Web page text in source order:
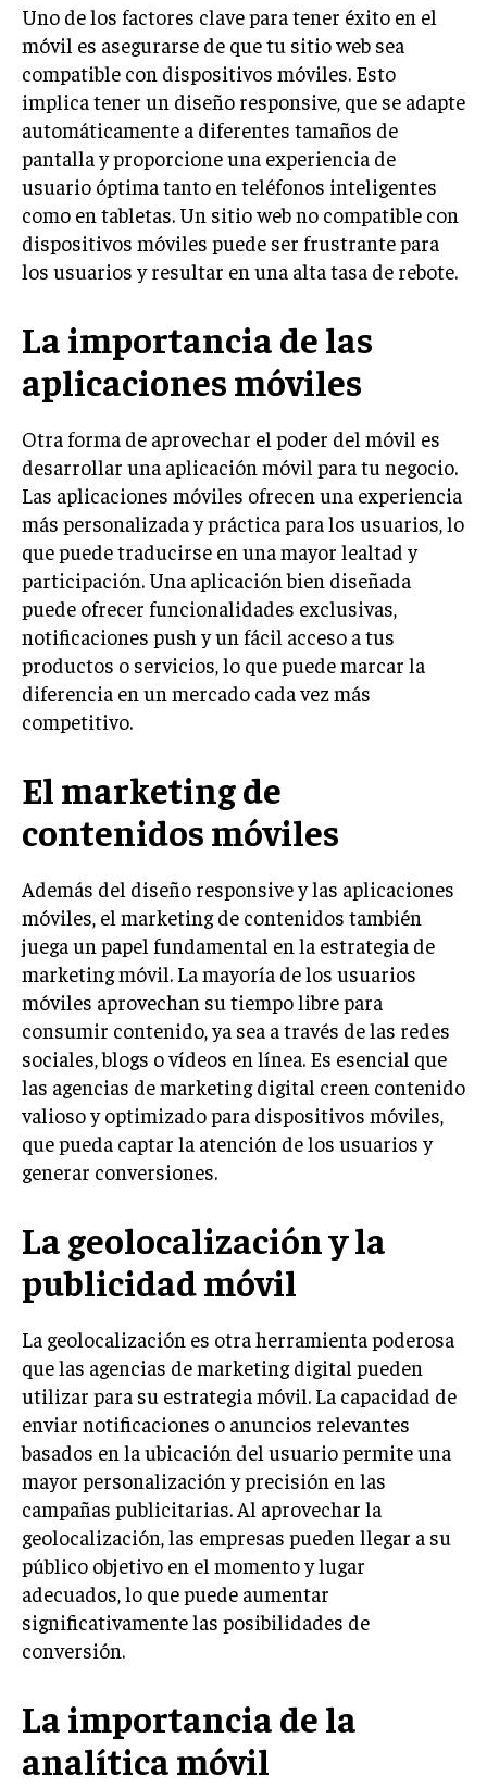
INTERNACIONAL
NEGOCIOS INTERNACIONALES
COMERCIO INTERNACIONAL
EXPANSIÓN GLOBAL
IMPORTACIÓN Y EXPORTACIÓN
ALIANZAS ESTRATÉGICAS
TECNOLOGIA
SOSTENIBILIDAD Y MEDIO AMBIENTE
TRANSFORMACIÓN DIGITAL
ANALÍTICA EMPRESARIAL Y BUSINESS
CIBERSEGURIDAD EMPRESARIAL
ESTRATEGIA
EMPRESAS FAMILIARES Y SUCESIÓN
GESTIÓN DEL RIESGO EMPRESARIAL
NEGOCIACIÓN Y RESOLUCIÓN DE CONFLICTOS
DERECHO EMPRESARIAL Y REGULACIONES
ÉXITO EMPRESARIAL Y CASOS DE ESTUDIO
GOBIERNO CORPORATIVO
NEGOCIOS
ESTRATEGIAS DE NEGOCIOS
MARKETING B2B
MARKETING B2C
FRANQUICIAS
MARKETING DE INFLUENCERS
E-COMMERCE
E-COMMERCE Y COMERCIO ELECTRÓNICO
ESTRATEGIAS DE PRICING Y GESTIÓN DE
PRECIOS
GESTIÓN DE CRISIS EMPRESARIALES
EMPRESAS Y STARTUPS TECNOLÓGICAS
GESTIÓN DE LA EXPERIENCIA DEL CLIENTE
MÁS
PROYECTOS
GESTIÓN DE OPERACIONES Y CADENA DE
SUMINISTRO
LOGÍSTICA EMPRESARIAL
CALIDAD Y MEJORA CONTINUA
TALENTOS
RECURSOS HUMANOS Y GESTIÓN DEL
TALENTO
COMPENSACIÓN Y BENEFICIOS
RECLUTAMIENTO Y SELECCIÓN
GESTIÓN DEL DESEMPEÑO
CULTURA Y CLIMA ORGANIZACIONAL
Uno de los factores clave para tener éxito en el
móvil es asegurarse de que tu sitio web sea
compatible con dispositivos móviles. Esto
implica tener un diseño responsive, que se adapte
automáticamente a diferentes tamaños de
pantalla y proporcione una experiencia de
usuario óptima tanto en teléfonos inteligentes
como en tabletas. Un sitio web no compatible con
dispositivos móviles puede ser frustrante para
los usuarios y resultar en una alta tasa de rebote.
La importancia de las
aplicaciones móviles
Otra forma de aprovechar el poder del móvil es
desarrollar una aplicación móvil para tu negocio.
Las aplicaciones móviles ofrecen una experiencia
más personalizada y práctica para los usuarios, lo
que puede traducirse en una mayor lealtad y
participación. Una aplicación bien diseñada
puede ofrecer funcionalidades exclusivas,
notificaciones push y un fácil acceso a tus
productos o servicios, lo que puede marcar la
diferencia en un mercado cada vez más
competitivo.
El marketing de
contenidos móviles
Además del diseño responsive y las aplicaciones
móviles, el marketing de contenidos también
juega un papel fundamental en la estrategia de
marketing móvil. La mayoría de los usuarios
móviles aprovechan su tiempo libre para
consumir contenido, ya sea a través de las redes
sociales, blogs o vídeos en línea. Es esencial que
las agencias de marketing digital creen contenido
valioso y optimizado para dispositivos móviles,
que pueda captar la atención de los usuarios y
generar conversiones.
La geolocalización y la
publicidad móvil
La geolocalización es otra herramienta poderosa
que las agencias de marketing digital pueden
utilizar para su estrategia móvil. La capacidad de
enviar notificaciones o anuncios relevantes
basados en la ubicación del usuario permite una
mayor personalización y precisión en las
campañas publicitarias. Al aprovechar la
geolocalización, las empresas pueden llegar a su
público objetivo en el momento y lugar
adecuados, lo que puede aumentar
significativamente las posibilidades de
conversión.
La importancia de la
analítica móvil